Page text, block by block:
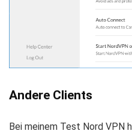
Andere Clients
Bei meinem Test Nord VPN